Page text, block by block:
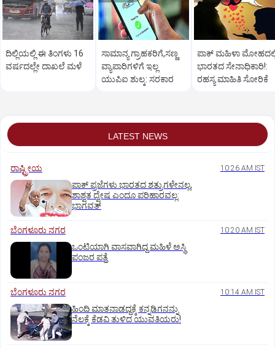
ದಿಲ್ಲಿಯಲ್ಲಿ ಈ ತಿಂಗಳು 16
ವರ್ಷದಲ್ಲೇ ದಾಖಲೆ ಮಳೆ
ಸಾಮಾನ್ಯ ಗ್ರಾಹಕರಿಗೆ,ಸಣ್ಣ
ವ್ಯಾಪಾರಿಗಳಿಗೆ ಇಲ್ಲ
ಯುಪಿಐ ಶುಲ್ಕ: ಸರಕಾರ
ಪಾಕ್‌ ಮಹಿಳಾ
ಭಾರತದ ಸೇನಾಧಿಕಾರಿ!:
ರಹಸ್ಯ ಮಾಹಿತಿ ಸೋರಿಕೆ
LATEST NEWS
ರಾಷ್ಟ್ರೀಯ 10:26 AM IST
ಪಾಕ್‌ ಪ್ರಜೆಗಳು ಭಾರತದ ಶತ್ರುಗಳೇನಲ್ಲ,
ಶಾಶ್ವತ ದ್ವೇಷ ಎಂದೂ ಪರಿಹಾರವಲ್ಲ:
ಭಾಗವತ್‌
ಬೆಂಗಳೂರು ನಗರ 10:20 AM IST
ಒಂಟಿಯಾಗಿ ವಾಸವಾಗಿದ್ದ ಮಹಿಳೆ ಅಸ್ಥಿ
ಪಂಜರ ಪತ್ತೆ
ಬೆಂಗಳೂರು ನಗರ 10:14 AM IST
ಹಿಂದಿ ಮಾತನಾಡದ್ದಕ್ಕೆ ಕನ್ನಡಿಗನನ್ನು
ನೆಲಕ್ಕೆ ಕೆಡವಿ ತುಳಿದ ಯುವತಿಯರು!